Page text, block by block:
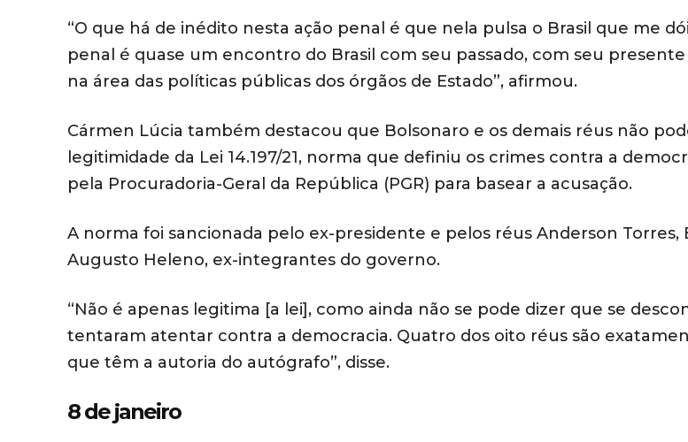
“O que há de inédito nesta ação penal é que nela pulsa o Brasil que me
penal é quase um encontro do Brasil com seu passado, com seu
na área das políticas públicas dos órgãos de Estado”, afirmou.
Cármen Lúcia também destacou que Bolsonaro e os demais réus não
legitimidade da Lei 14.197/21, norma que definiu os crimes contra a
pela Procuradoria-Geral da República (PGR) para basear a acusação.
A norma foi sancionada pelo ex-presidente e pelos réus Anderson Torres,
Augusto Heleno, ex-integrantes do governo.
“Não é apenas legitima [a lei], como ainda não se pode dizer que se
tentaram atentar contra a democracia. Quatro dos oito réus são
que têm a autoria do autógrafo”, disse.
8 de janeiro